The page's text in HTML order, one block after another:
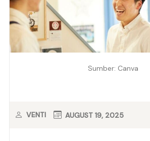
Sumber: Canva
VENTI AUGUST 19, 2025